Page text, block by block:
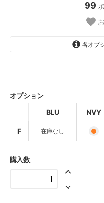
99
各オプ
オプション
BLU
NVY
F 在庫なし
購入数